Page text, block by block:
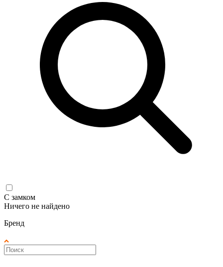
С замком
Ничего не найдено
Бренд